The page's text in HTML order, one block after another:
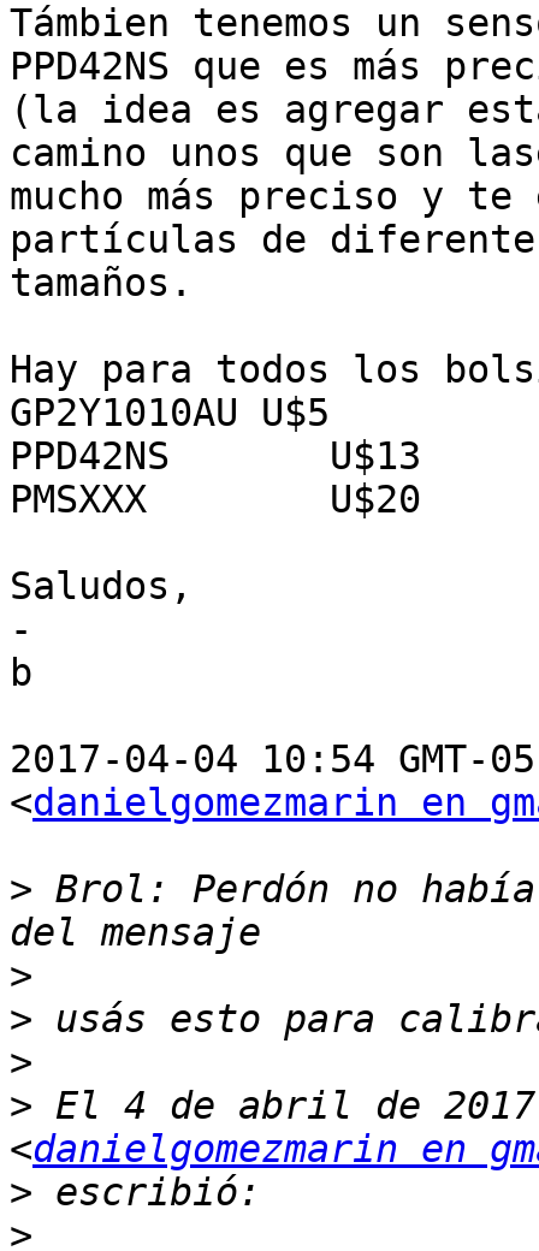
Támbien tenemos un
PPD42NS que es más
(la idea es agregar
camino unos que son
mucho más preciso y
partículas de
tamaños.
Hay para todos los
GP2Y1010AU U$5
PPD42NS       U$13
PMSXXX        U$20
Saludos,
-
b
2017-04-04 10:54 GMT-
<danielgomezmarin en
> Brol: Perdón no
>
>
>
> El 4 de abril de
<danielgomezmarin en
>
>